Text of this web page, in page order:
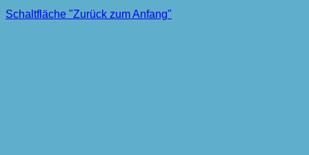
Schaltfläche "Zurück zum Anfang"